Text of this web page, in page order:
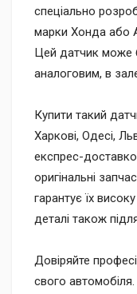
спеціально
марки Хонда або
Цей датчик може
аналоговим, в
Купити такий
Харкові, Одесі,
експрес-
оригінальні
гарантує їх високу
деталі також
Довіряйте
свого